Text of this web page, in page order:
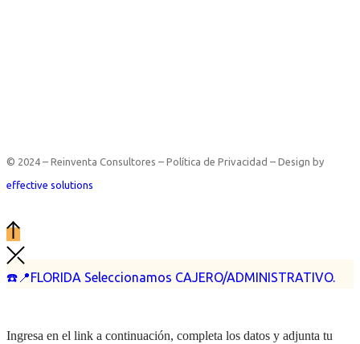
☎️📍FLORIDA Seleccionamos CAJERO/ADMINISTRATIVO.
© 2024 – Reinventa Consultores – Política de Privacidad – Design by
effective solutions
Ingresa en el link a continuación, completa los datos y adjunta tu